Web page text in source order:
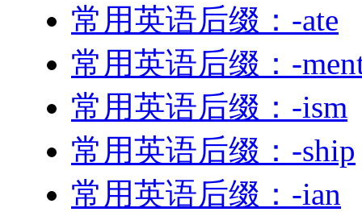
常用英语后缀：-ate
常用英语后缀：-
常用英语后缀：-ism
常用英语后缀：-ship
常用英语后缀：-ian